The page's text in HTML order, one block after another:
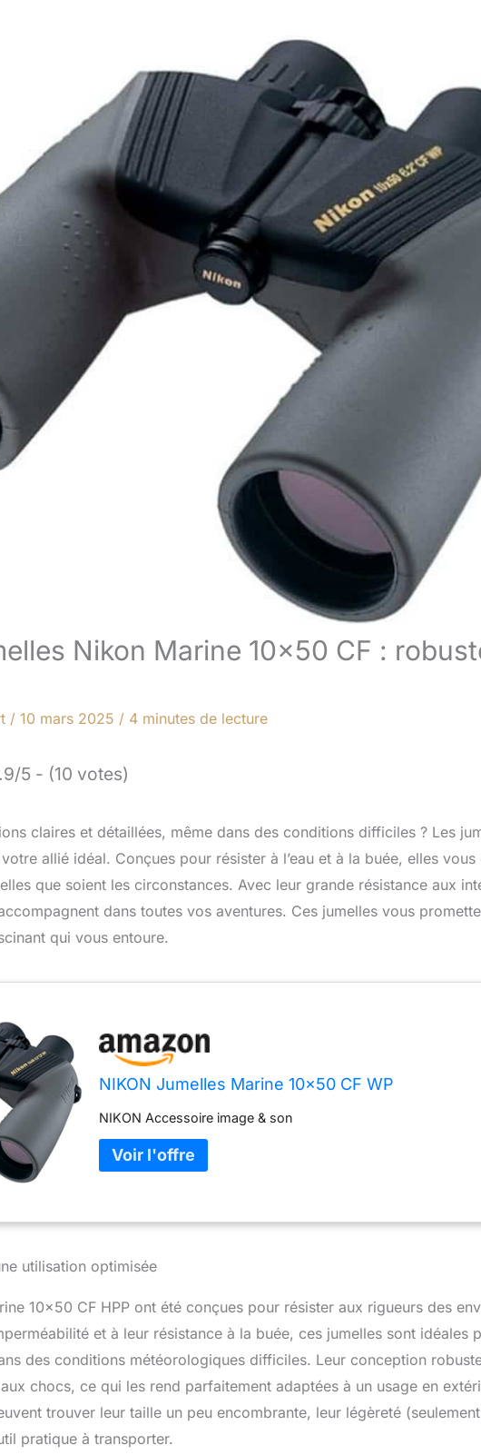
Nikon Marine 10×50 CF :
/ 10 mars 2025 / 4 minutes de lecture
5 - (10 votes)
claires et détaillées, même dans des conditions difficiles ? Les
allié idéal. Conçues pour résister à l’eau et à la buée, elles vous
que soient les circonstances. Avec leur grande résistance aux
dans toutes vos aventures. Ces jumelles vous
qui vous entoure.
NIKON Jumelles Marine 10x50 CF WP
NIKON Accessoire image & son
utilisation optimisée
10×50 CF HPP ont été conçues pour résister aux rigueurs des
et à leur résistance à la buée, ces jumelles sont idéales
des conditions météorologiques difficiles. Leur conception
chocs, ce qui les rend parfaitement adaptées à un usage en
trouver leur taille un peu encombrante, leur légèreté
pratique à transporter.